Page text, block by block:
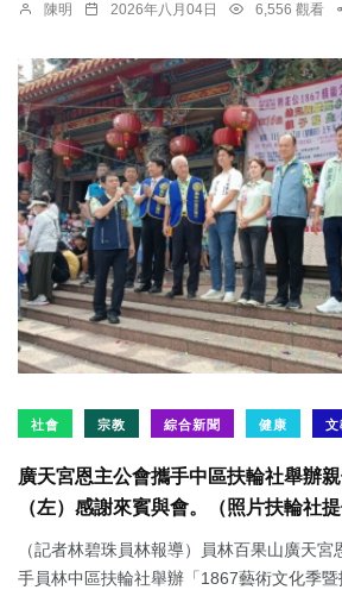
陳明 2026年八月04日 6,556 觀看
社會 宗教 綜合新聞 健康 文
廣天宮恩主公會攜手中區扶輪社舉辦
（左）感謝來賓與會。（照片扶輪社提
（記者林碧珠員林報導）員林百果山廣天
手員林中區扶輪社舉辦「1867藝術文化季